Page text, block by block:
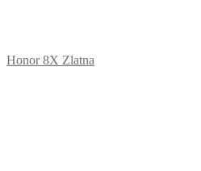
Honor 8X Zlatna